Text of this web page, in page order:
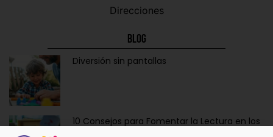
Direcciones
Blog
Diversión sin pantallas
10 Consejos para Fomentar la Lectura en los